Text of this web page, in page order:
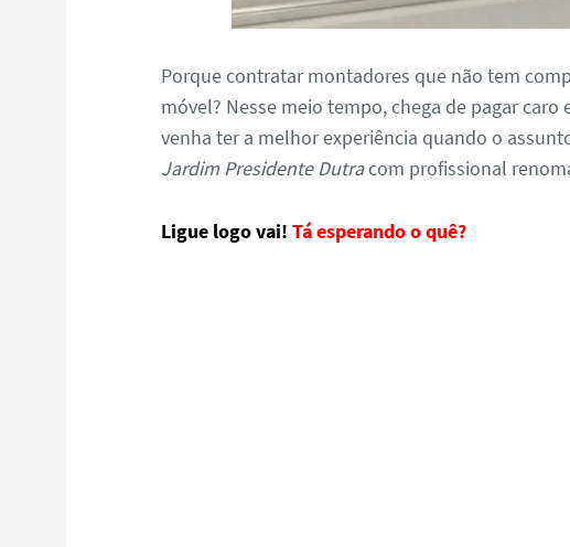
Porque contratar montadores que não tem
móvel? Nesse meio tempo, chega de pagar
venha ter a melhor experiência quando o
Jardim Presidente Dutracom profissional
Ligue logo vai!Tá esperando o quê?